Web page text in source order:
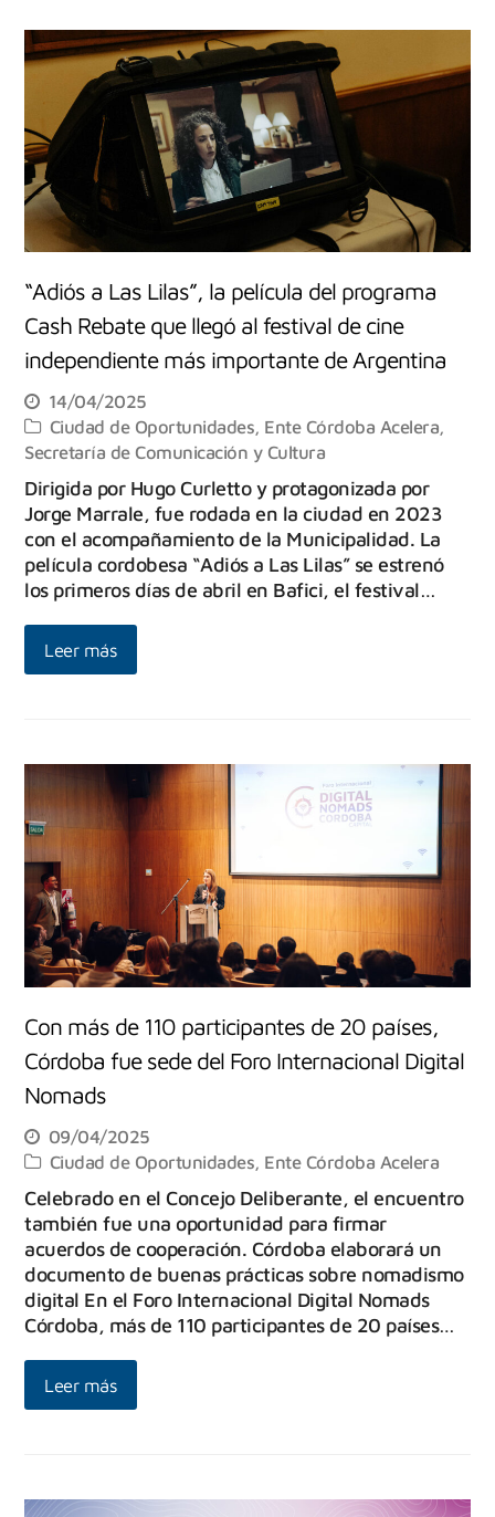
“Adiós a Las Lilas”, la película del programa
Cash Rebate que llegó al festival de cine
independiente más importante de Argentina
14/04/2025
Ciudad de Oportunidades, Ente Córdoba Acelera,
Secretaría de Comunicación y Cultura
Dirigida por Hugo Curletto y protagonizada por
Jorge Marrale, fue rodada en la ciudad en 2023
con el acompañamiento de la Municipalidad. La
película cordobesa “Adiós a Las Lilas” se estrenó
los primeros días de abril en Bafici, el festival…
Leer más
Con más de 110 participantes de 20 países,
Córdoba fue sede del Foro Internacional Digital
Nomads
09/04/2025
Ciudad de Oportunidades Ente Córdoba Acelera
Celebrado en el Concejo Deliberante, el encuentro
también fue una oportunidad para firmar
acuerdos de cooperación. Córdoba elaborará un
documento de buenas prácticas sobre nomadismo
digital En el Foro Internacional Digital Nomads
Córdoba, más de 110 participantes de 20 países…
Leer más